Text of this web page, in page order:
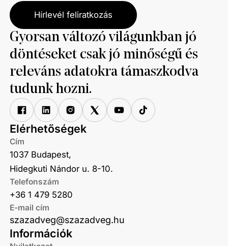
Hírlevél feliratkozás
Gyorsan változó világunkban jó
döntéseket csak jó minőségű és
releváns adatokra támaszkodva
tudunk hozni.
Információk
Elérhetőségek
Cím
1037 Budapest,
Hidegkuti Nándor u. 8-10.
Telefonszám
+36 1 479 5280
E-mail cím
szazadveg@szazadveg.hu